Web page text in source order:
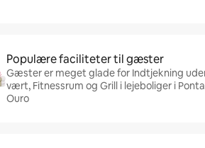
Populære faciliteter til gæster
Gæster er meget glade for Indtjekning
vært, Fitnessrum og Grill i lejeboliger i
Ouro